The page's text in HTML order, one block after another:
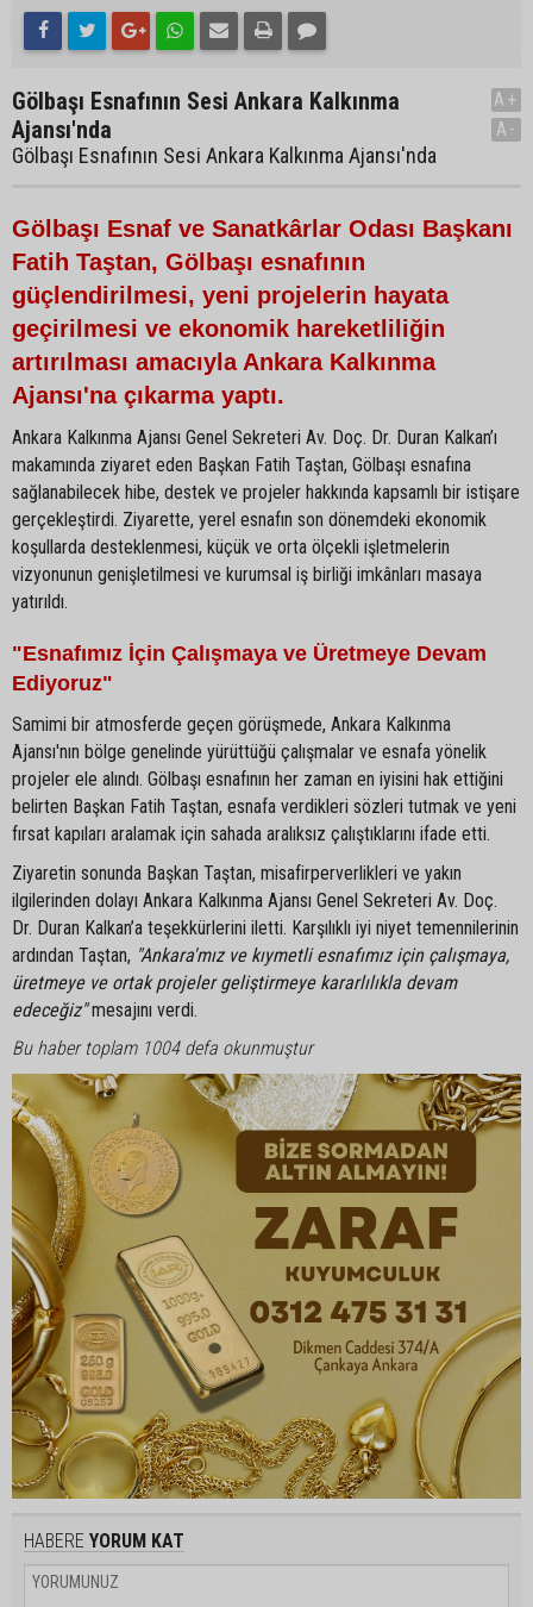
Gölbaşı Esnafının Sesi Ankara Kalkınma
Ajansı'nda
Gölbaşı Esnafının Sesi Ankara Kalkınma Ajansı'nda
A+
A-
Gölbaşı Esnaf ve Sanatkârlar Odası Başkanı
Fatih Taştan, Gölbaşı esnafının
güçlendirilmesi, yeni projelerin hayata
geçirilmesi ve ekonomik hareketliliğin
artırılması amacıyla Ankara Kalkınma
Ajansı'na çıkarma yaptı.
Ankara Kalkınma Ajansı Genel Sekreteri Av. Doç. Dr. Duran Kalkan’ı
makamında ziyaret eden Başkan Fatih Taştan, Gölbaşı esnafına
sağlanabilecek hibe, destek ve projeler hakkında kapsamlı bir istişare
gerçekleştirdi. Ziyarette, yerel esnafın son dönemdeki ekonomik
koşullarda desteklenmesi, küçük ve orta ölçekli işletmelerin
vizyonunun genişletilmesi ve kurumsal iş birliği imkânları masaya
yatırıldı.
"Esnafımız İçin Çalışmaya ve Üretmeye Devam
Ediyoruz"
Samimi bir atmosferde geçen görüşmede, Ankara Kalkınma
Ajansı'nın bölge genelinde yürüttüğü çalışmalar ve esnafa yönelik
projeler ele alındı. Gölbaşı esnafının her zaman en iyisini hak ettiğini
belirten Başkan Fatih Taştan, esnafa verdikleri sözleri tutmak ve yeni
fırsat kapıları aralamak için sahada aralıksız çalıştıklarını ifade etti.
Ziyaretin sonunda Başkan Taştan, misafirperverlikleri ve yakın
ilgilerinden dolayı Ankara Kalkınma Ajansı Genel Sekreteri Av. Doç.
Dr. Duran Kalkan’a teşekkürlerini iletti. Karşılıklı iyi niyet temennilerinin
ardından Taştan, "Ankara'mız ve kıymetli esnafımız için çalışmaya,
üretmeye ve ortak projeler geliştirmeye kararlılıkla devam
edeceğiz"mesajını verdi.
Bu haber toplam 1004 defa okunmuştur
HABERE YORUM KAT